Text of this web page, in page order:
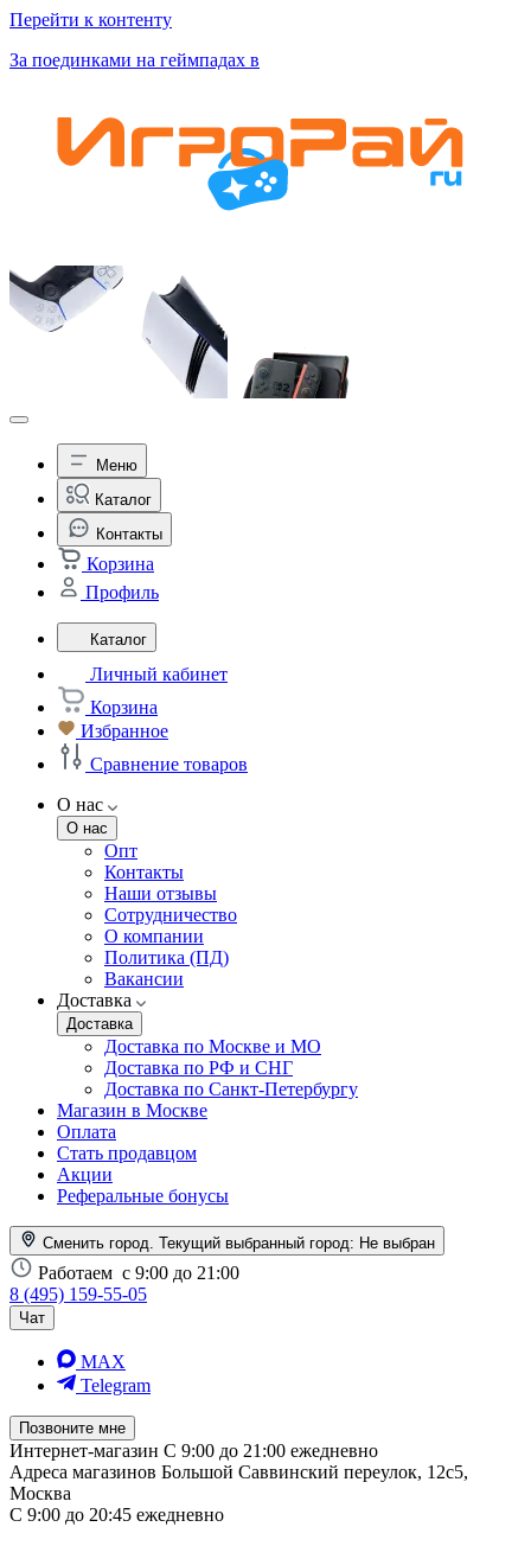
Перейти к контенту
За поединками на геймпадах в
Меню
Каталог
Контакты
Корзина
Профиль
Каталог
Личный кабинет
Корзина
Избранное
Сравнение товаров
О нас
О нас
Опт
Контакты
Наши отзывы
Сотрудничество
О компании
Политика (ПД)
Вакансии
Доставка
Доставка
Доставка по Москве и МО
Доставка по РФ и СНГ
Доставка по Санкт-Петербургу
Магазин в Москве
Оплата
Стать продавцом
Акции
Реферальные бонусы
Сменить город. Текущий выбранный город: Не выбран
Работаем с 9:00 до 21:00
8 (495) 159-55-05
Чат
MAX
Telegram
Позвоните мне
Интернет-магазин С 9:00 до 21:00 ежедневно
Адреса магазинов Большой Саввинский переулок, 12с5,
Москва
С 9:00 до 20:45 ежедневно